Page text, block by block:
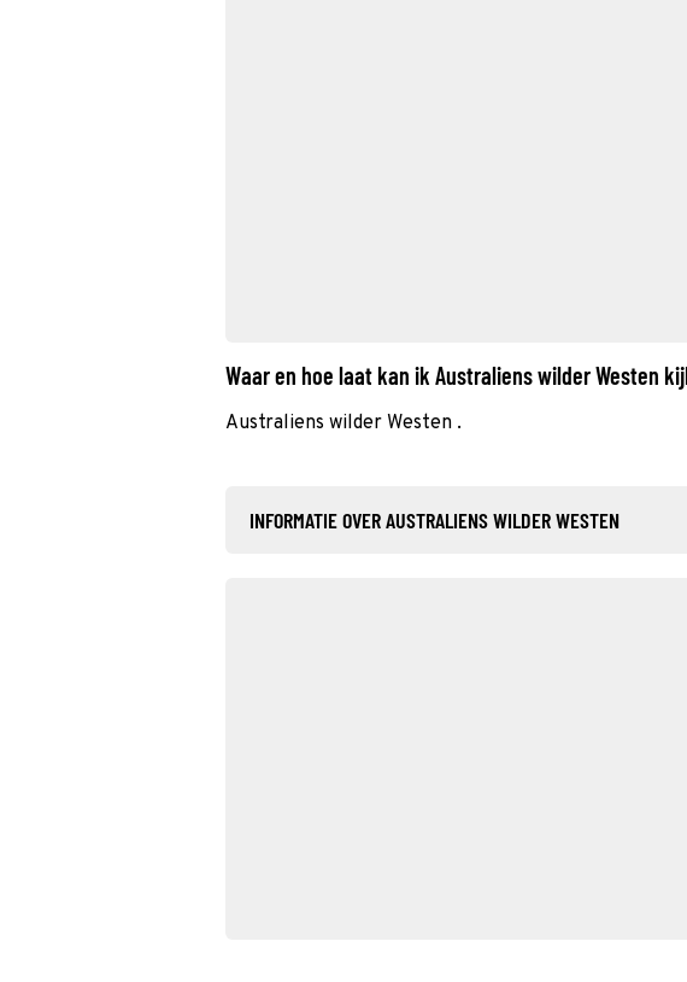
Waar en hoe laat kan ik Australiens wilder Westen
Australiens wilder Westen .
INFORMATIE OVER AUSTRALIENS WILDER WESTEN